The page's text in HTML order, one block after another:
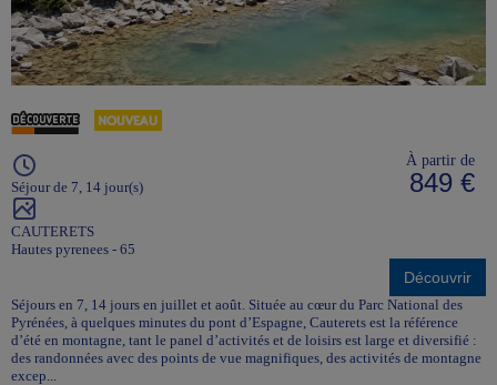
Séjour de 7, 14 jour(s)
CAUTERETS
Hautes pyrenees - 65
À partir de
849 €
Découvrir
Séjours en 7, 14 jours en juillet et août. Située au cœur du Parc National des
Pyrénées, à quelques minutes du pont d’Espagne, Cauterets est la référence
d’été en montagne, tant le panel d’activités et de loisirs est large et diversifié :
des randonnées avec des points de vue magnifiques, des activités de montagne
excep...